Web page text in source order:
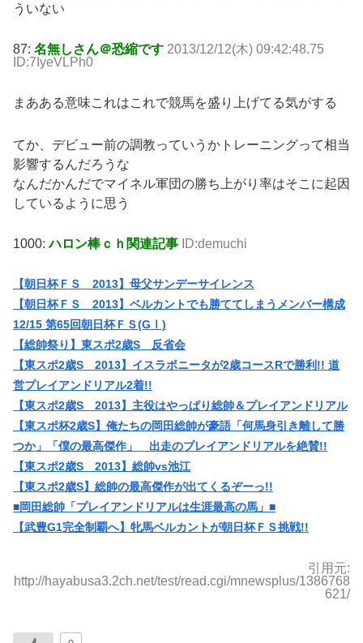
ういない
87: 名無しさん＠恐縮です 2013/12/12(木) 09:42:48.75
ID:7IyeVLPh0
まあある意味これはこれで競馬を盛り上げてる気がする
てか、デビュー前の調教っていうかトレーニングって相当
影響するんだろうな
なんだかんだでマイネル軍団の勝ち上がり率はそこに起因
しているように思う
1000:ハロン棒ｃｈ関連記事 ID:demuchi
【朝日杯ＦＳ 2013】母父サンデーサイレンス
【朝日杯ＦＳ 2013】ベルカントでも勝ててしまうメンバー構成
12/15 第65回朝日杯ＦＳ(GⅠ)
【総帥祭り】東スポ2歳S 反省会
【東スポ2歳S 2013】イスラボニータが2歳コースRで勝利!! 道
営プレイアンドリアル2着!!
【東スポ2歳S 2013】主役はやっぱり総帥＆プレイアンドリアル
【東スポ杯2歳S】俺たちの岡田総帥が豪語「何馬身引き離して勝
つか」「僕の最高傑作」 出走のプレイアンドリアルを絶賛!!
【東スポ2歳S 2013】総帥vs池江
【東スポ2歳S】総帥の最高傑作が出てくるぞーっ!!
■岡田総帥「プレイアンドリアルは生涯最高の馬」■
【武豊G1完全制覇へ】牝馬ベルカントが朝日杯ＦＳ挑戦!!
引用元:
http://hayabusa3.2ch.net/test/read.cgi/mnewsplus/1386768
621/